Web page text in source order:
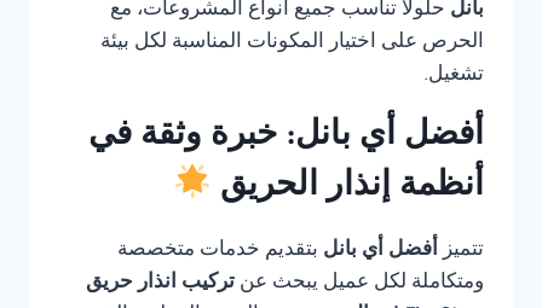
بانل حلولًا تناسب جميع أنواع المشروعات، مع
الحرص على اختيار المكونات المناسبة لكل بيئة
تشغيل.
أفضل أي بانل: خبرة وثقة في
أنظمة إنذار الحريق
تتميز أفضل أي بانل بتقديم خدمات متخصصة
ومتكاملة لكل عميل يبحث عن تركيب انذار حريق